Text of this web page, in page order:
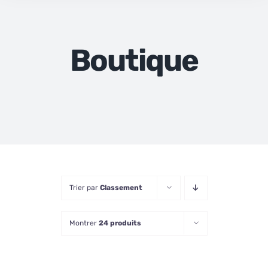
Boutique
Trier par Classement
Montrer 24 produits